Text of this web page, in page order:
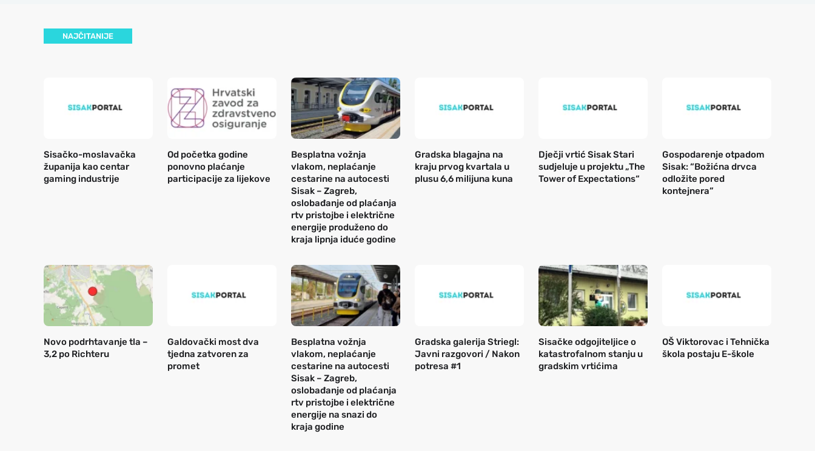
NAJČITANIJE
Sisačko-moslavačka
županija kao centar
gaming industrije
Od početka godine
ponovno plaćanje
participacije za lijekove
Besplatna vožnja
vlakom, neplaćanje
cestarine na autocesti
Sisak – Zagreb,
oslobađanje od plaćanja
rtv pristojbe i električne
energije produženo do
kraja lipnja iduće godine
Gradska blagajna na
kraju prvog kvartala u
plusu 6,6 milijuna kuna
Dječji vrtić Sisak Stari
sudjeluje u projektu „The
Tower of Expectations“
Gospodarenje otpadom
Sisak: “Božićna drvca
odložite pored
kontejnera”
Novo podrhtavanje tla –
3,2 po Richteru
Galdovački most dva
tjedna zatvoren za
promet
Besplatna vožnja
vlakom, neplaćanje
cestarine na autocesti
Sisak – Zagreb,
oslobađanje od plaćanja
rtv pristojbe i električne
energije na snazi do
kraja godine
Gradska galerija Striegl:
Javni razgovori / Nakon
potresa #1
Sisačke odgojiteljice o
katastrofalnom stanju u
gradskim vrtićima
OŠ Viktorovac i Tehnička
škola postaju E-škole